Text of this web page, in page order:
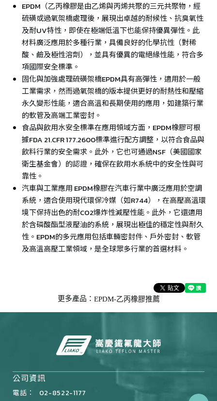
EPDM（乙丙橡膠是由乙烯與丙烯共聚的三元共聚物，經
硫磺或過氧架橋處理後，展現出卓越的耐候性、抗臭氧性
及耐UV特性，即使在極端低溫下也能保持優異彈性。此
材料廣泛應用於多種行業，具備良好的化學抗性（對稀
酸、鹼及極性溶劑），並具有優異的電絕緣性能，符合多
項國際安全標準。
固化與加強處理硫磺架橋EPDM具有高彈性，適用於一般
工業需求，然而過氧架橋的版本提供更好的耐熱性和壓縮
永久變形性能，適合高溫和長期使用的應用，如建築行業
的軟管及高端工業密封。
食品與飲用水安全標準在應用領域方面，EPDM橡膠可根
據FDA 21.CFR 177.2600標準進行配方調整，以符合食品與
飲料行業的安全需求。此外，它也可通過NSF（美國國家
衛生基金會）的認證，確保在飲用水系統中的安全性與可
靠性。
汽車與工業應用 EPDM橡膠在汽車行業中廣泛應用於空調
系統，適合使用現代環保冷媒（如R744），在高壓高溫環
境下保持出色的耐CO2爆炸性減壓性能。此外，它還適用
於含磷酸酯型液壓油的系統，展現出極佳的穩定性與耐久
性。EPDM的多元應用包括車輛密封件、戶外密封、軟管
及高溫高壓工業領域，是全球眾多行業的首選材料。
更多產品： EPDM-乙丙橡膠推薦
公司資訊
電話：
02-8522-1177